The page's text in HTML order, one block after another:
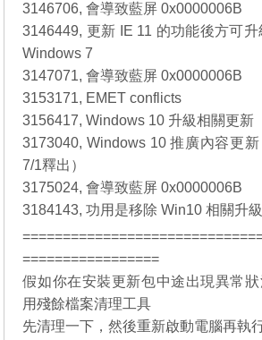
3146706, 會導致藍屏 0x0000006B
3146449, 更新 IE 11 的功能後方可
Windows 7
3147071, 會導致藍屏 0x0000006B
3153171, EMET conflicts
3156417, Windows 10 升級相關更新
3173040, Windows 10 推廣內容更
7/1釋出）
3175024, 會導致藍屏 0x0000006B
3184143, 功用是移除 Win10 相關升
=================
假如你在安裝更新包中途出現異常
用殘餘檔案清理工具
先清理一下，然後重新啟動電腦再執